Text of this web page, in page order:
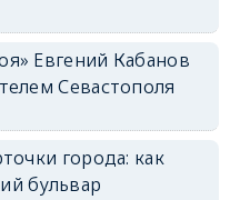
Евгений Кабанов
Севастополя
города: как
бульвар